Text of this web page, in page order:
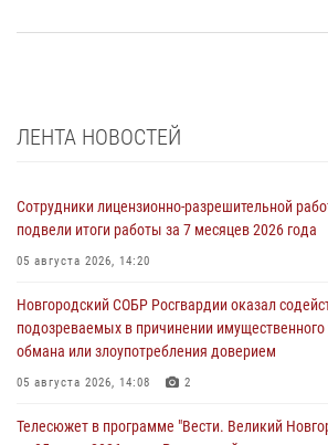
ЛЕНТА НОВОСТЕЙ
Сотрудники лицензионно-разрешительной
подвели итоги работы за 7 месяцев 2026 года
05 августа 2026, 14:20
Новгородский СОБР Росгвардии оказал
подозреваемых в причинении
обмана или злоупотребления доверием
05 августа 2026, 14:08 2
Телесюжет в программе "Вести. Великий